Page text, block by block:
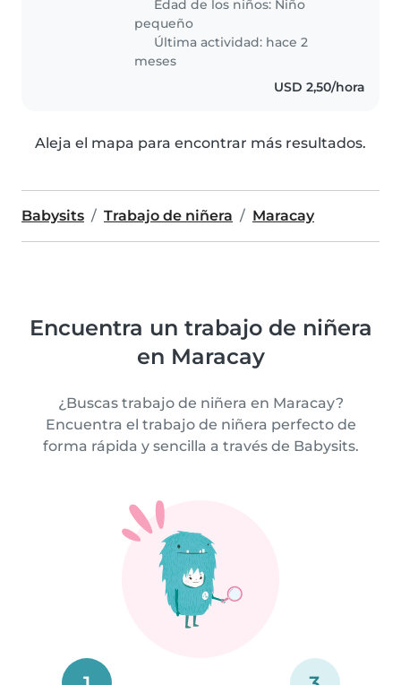
Edad de los niños: Niño
pequeño
Última actividad: hace 2
meses
USD 2,50/hora
Aleja el mapa para encontrar más resultados.
Babysits Trabajo de niñera Maracay
Encuentra un trabajo de niñera
en Maracay
¿Buscas trabajo de niñera en Maracay?
Encuentra el trabajo de niñera perfecto de
forma rápida y sencilla a través de Babysits.